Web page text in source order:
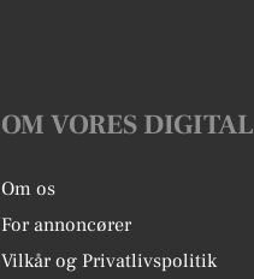
OM VORES DIGITAL
Om os
For annoncører
Vilkår og Privatlivspolitik